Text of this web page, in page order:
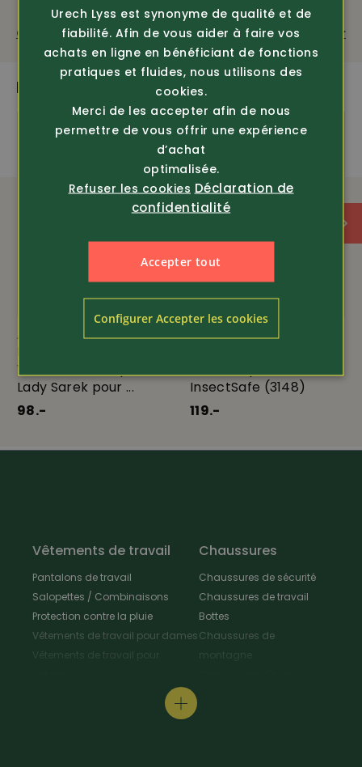
zippée, 2 poches de jambe • genoux ergonomiques
préformés • bas des jambes réglable • longueur
d’entrejambe env. 81 cm • 65% polyester, 35% coton,
applications stretch: 90% polyester, 10% élasthanne •
colonne d’eau 5000 mm, 3000 g de respirabilité,
coutures soudées, coupe-vent
Questions sur le produit Recommander
PLUS DE PRODUITS PASSIONNANTS
Article 365324
Veste en tricot polaire
Lady Sarek pour ...
98.-
Article 371124
InsectSafe (3148)
119.-
Vêtements de travail
Pantalons de travail
Salopettes / Combinaisons
Protection contre la pluie
Vêtements de travail pour dames
Vêtements de travail pour
Tabliers & Manteaux de travail
Chaussures
Chaussures de sécurité
Chaussures de travail
Bottes
Chaussures de
montagne
Urech Lyss est synonyme de qualité et de
fiabilité. Afin de vous aider à faire vos
achats en ligne en bénéficiant de fonctions
pratiques et fluides, nous utilisons des
cookies.
Merci de les accepter afin de nous
permettre de vous offrir une expérience
d’achat
optimalisée.
Refuser les cookies Déclaration de
confidentialité
Accepter tout
Configurer Accepter les cookies